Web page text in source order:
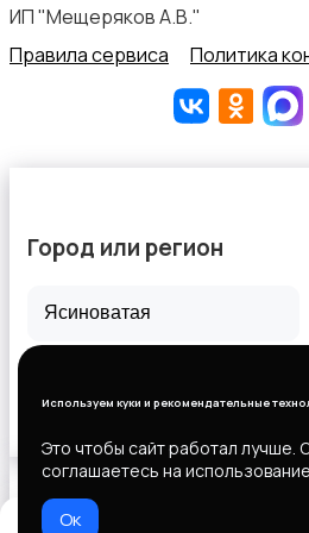
ИП "Мещеряков А.В."
Правила сервиса
Политика
Используем куки и рекомендательные
Это чтобы сайт работал лучше.
соглашаетесь на
Ок
Город или регион
Все города